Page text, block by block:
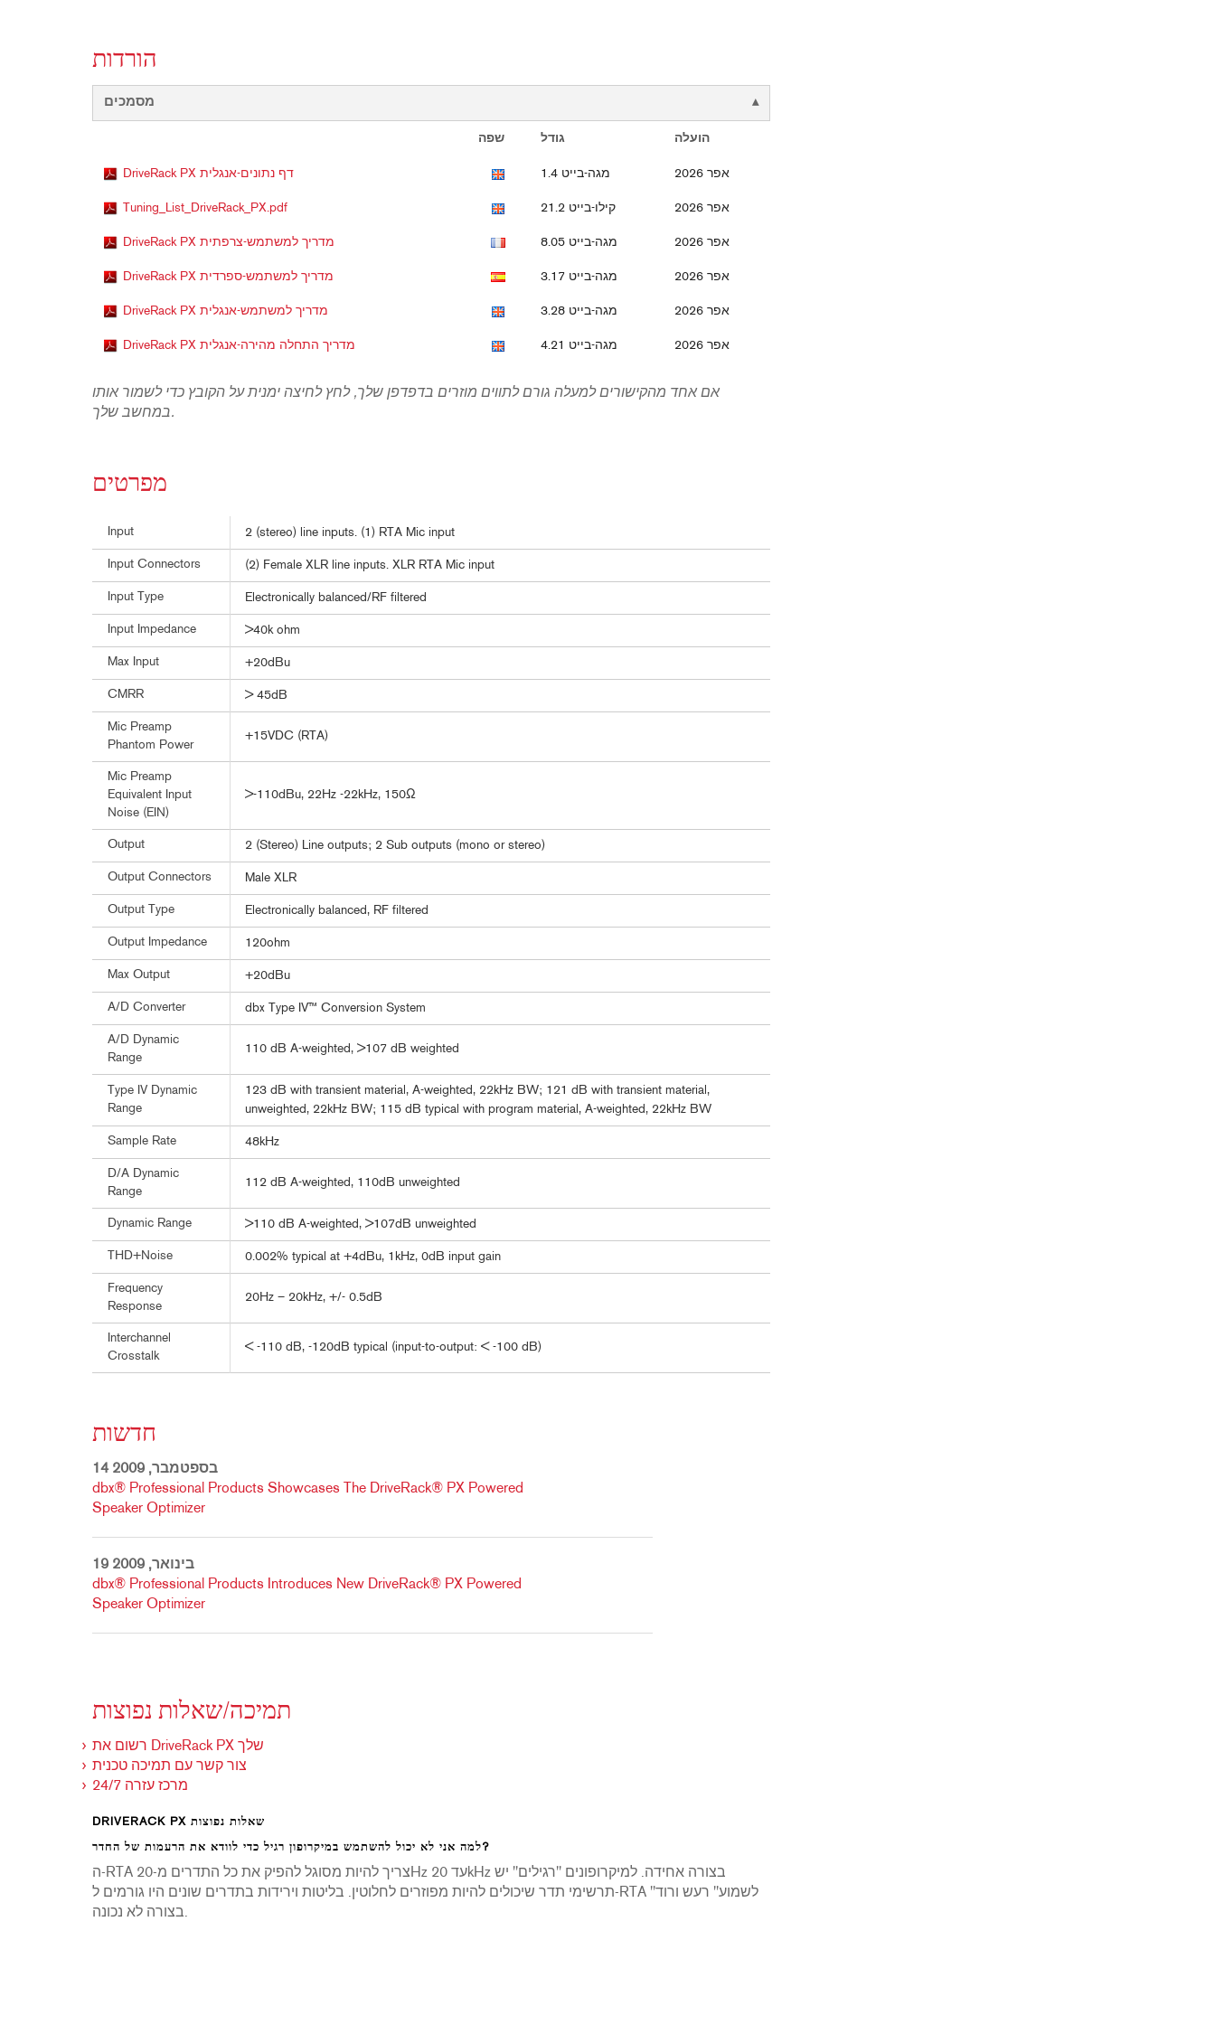
הורדות
מסמכים
שפה גודל הועלה
DriveRack PX דף נתונים-אנגלית 1.4 מגה-בייט אפר 2026
Tuning_List_DriveRack_PX.pdf 21.2 קילו-בייט אפר 2026
DriveRack PX מדריך למשתמש-צרפתית 8.05 מגה-בייט אפר 2026
DriveRack PX מדריך למשתמש-ספרדית 3.17 מגה-בייט אפר 2026
DriveRack PX מדריך למשתמש-אנגלית 3.28 מגה-בייט אפר 2026
DriveRack PX מדריך התחלה מהירה-אנגלית 4.21 מגה-בייט אפר 2026
אם אחד מהקישורים למעלה גורם לתווים מוזרים בדפדפן שלך, לחץ לחיצה ימנית על הקובץ כדי לשמור אותו
במחשב שלך.
מפרטים
Input 2 (stereo) line inputs. (1) RTA Mic input
Input Connectors (2) Female XLR line inputs. XLR RTA Mic input
Input Type Electronically balanced/RF filtered
Input Impedance >40k ohm
Max Input +20dBu
CMRR > 45dB
Mic Preamp
Phantom Power
+15VDC (RTA)
Mic Preamp
Equivalent Input
Noise (EIN)
>-110dBu, 22Hz -22kHz, 150Ω
Output 2 (Stereo) Line outputs; 2 Sub outputs (mono or stereo)
Output Connectors Male XLR
Output Type Electronically balanced, RF filtered
Output Impedance 120ohm
Max Output +20dBu
A/D Converter dbx Type IV™ Conversion System
A/D Dynamic
Range
110 dB A-weighted, >107 dB weighted
Type IV Dynamic
Range
123 dB with transient material, A-weighted, 22kHz BW; 121 dB with transient material,
unweighted, 22kHz BW; 115 dB typical with program material, A-weighted, 22kHz BW
Sample Rate 48kHz
D/A Dynamic
Range
112 dB A-weighted, 110dB unweighted
Dynamic Range >110 dB A-weighted, >107dB unweighted
THD+Noise 0.002% typical at +4dBu, 1kHz, 0dB input gain
Frequency
Response
20Hz – 20kHz, +/- 0.5dB
Interchannel
Crosstalk
< -110 dB, -120dB typical (input-to-output: < -100 dB)
חדשות
14 בספטמבר, 2009
dbx® Professional Products Showcases The DriveRack® PX Powered
Speaker Optimizer
19 בינואר, 2009
dbx® Professional Products Introduces New DriveRack® PX Powered
Speaker Optimizer
תמיכה/שאלות נפוצות
רשום את DriveRack PX שלך
צור קשר עם תמיכה טכנית
מרכז עזרה 24/7
DRIVERACK PX שאלות נפוצות
למה אני לא יכול להשתמש במיקרופון רגיל כדי לוודא את הרעמות של החדר?
ה-RTA צריך להיות מסוגל להפיק את כל התדרים מ-20Hz עד 20kHz בצורה אחידה. למיקרופונים "רגילים" יש
תרשימי תדר שיכולים להיות מפוזרים לחלוטין. בליטות וירידות בתדרים שונים היו גורמים ל-RTA "לשמוע" רעש ורוד
בצורה לא נכונה.